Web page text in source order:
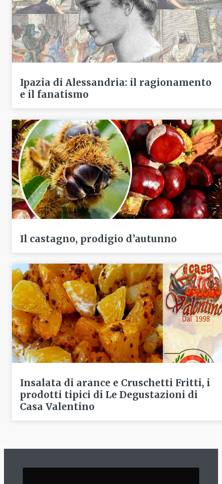
Ipazia di Alessandria: il ragionamento
e il fanatismo
Il castagno, prodigio d’autunno
Insalata di arance e Cruschetti Fritti, i
prodotti tipici di Le Degustazioni di
Casa Valentino